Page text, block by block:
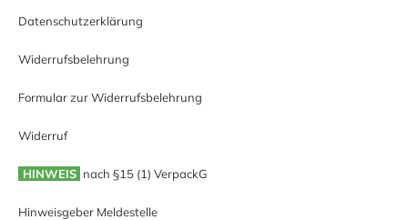
Datenschutzerklärung
Widerrufsbelehrung
Formular zur Widerrufsbelehrung
Widerruf
HINWEIS nach §15 (1) VerpackG
Hinweisgeber Meldestelle